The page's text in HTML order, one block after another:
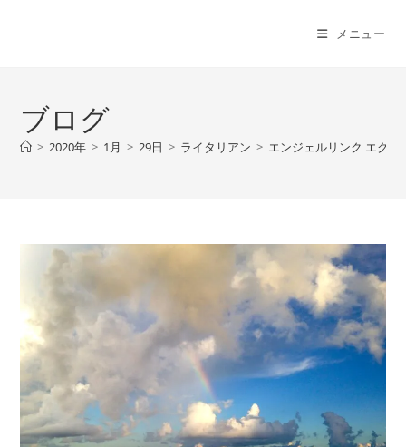
メニュー
ブログ
> 2020年 > 1月 > 29日 > ライタリアン > エンジェルリンク エク